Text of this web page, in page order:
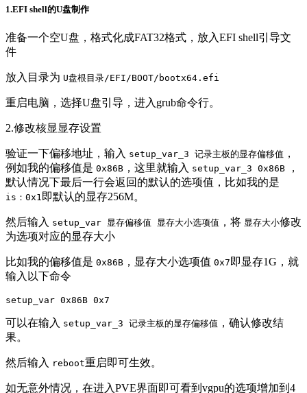
1.EFI shell的U盘制作
准备一个空U盘，格式化成FAT32格式，放入EFI shell引导文
件
放入目录为 U盘根目录/EFI/BOOT/bootx64.efi
重启电脑，选择U盘引导，进入grub命令行。
2.修改核显显存设置
验证一下偏移地址，输入 setup_var_3 记录主板的显存偏移值 ，
例如我的偏移值是 0x86B ，这里就输入 setup_var_3 0x86B ，
默认情况下最后一行会返回的默认的选项值，比如我的是
is：0x1 即默认的显存256M。
然后输入 setup_var 显存偏移值 显存大小选项值 ，将 显存大小修改
为选项对应的显存大小
比如我的偏移值是 0x86B ，显存大小选项值 0x7 即显存1G，就
输入以下命令
setup_var 0x86B 0x7
可以在输入 setup_var_3 记录主板的显存偏移值 ，确认修改结
果。
然后输入 reboot重启即可生效。
如无意外情况，在进入PVE界面即可看到vgpu的选项增加到4